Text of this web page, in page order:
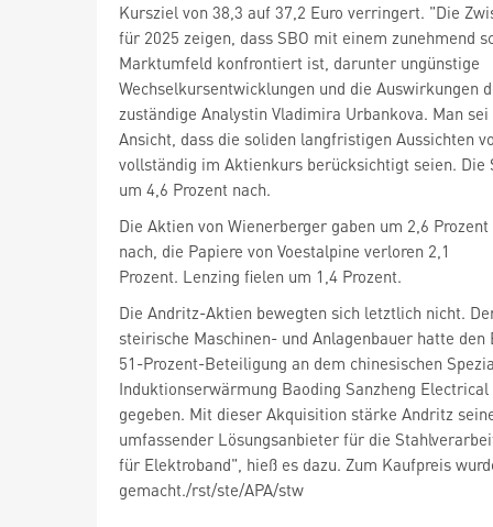
Kursziel von 38,3 auf 37,2 Euro verringert. "Die
für 2025 zeigen, dass SBO mit einem zunehmend
Marktumfeld konfrontiert ist, darunter ungünstige
Wechselkursentwicklungen und die Auswirkungen
zuständige Analystin Vladimira Urbankova. Man
Ansicht, dass die soliden langfristigen Aussichten
vollständig im Aktienkurs berücksichtigt seien. Die
um 4,6 Prozent nach.
Die Aktien von Wienerberger gaben um 2,6 Prozent
nach, die Papiere von Voestalpine verloren 2,1
Prozent. Lenzing fielen um 1,4 Prozent.
Die Andritz-Aktien bewegten sich letztlich nicht.
steirische Maschinen- und Anlagenbauer hatte
51-Prozent-Beteiligung an dem chinesischen
Induktionserwärmung Baoding Sanzheng
gegeben. Mit dieser Akquisition stärke Andritz
umfassender Lösungsanbieter für die
für Elektroband", hieß es dazu. Zum Kaufpreis
gemacht./rst/ste/APA/stw